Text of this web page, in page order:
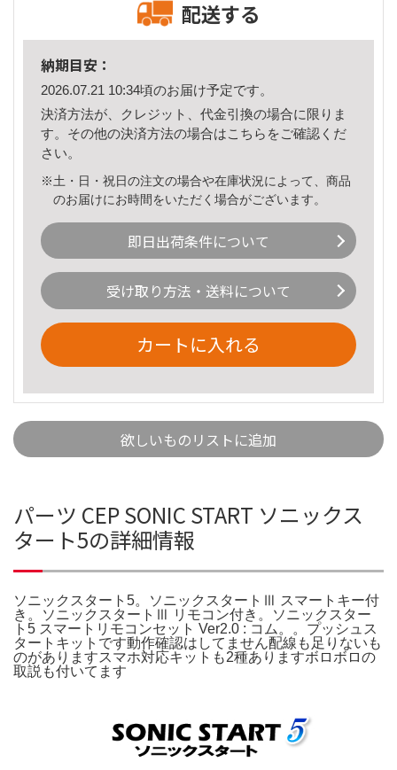
配送する
納期目安：
2026.07.21 10:34頃のお届け予定です。
決済方法が、クレジット、代金引換の場合に限りま
す。その他の決済方法の場合はこちら をご確認くだ
さい。
※土・日・祝日の注文の場合や在庫状況によって、商品
のお届けにお時間をいただく場合がございます。
即日出荷条件について
受け取り方法・送料について
カートに入れる
欲しいものリストに追加
パーツ CEP SONIC START ソニックス
タート5の詳細情報
ソニックスタート5。ソニックスタートⅢ スマートキー付
き。ソニックスタートⅢ リモコン付き。ソニックスター
ト5 スマートリモコンセット Ver2.0 : コム。。プッシュス
タートキットです動作確認はしてません配線も足りないも
のがありますスマホ対応キットも2種ありますボロボロの
取説も付いてます